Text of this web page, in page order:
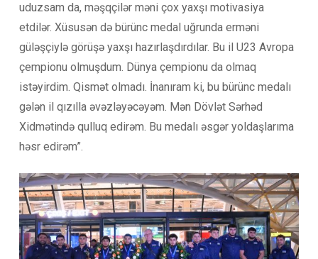
uduzsam da, məşqçilər məni çox yaxşı motivasiya
etdilər. Xüsusən də bürünc medal uğrunda erməni
güləşçiylə görüşə yaxşı hazırlaşdırdılar. Bu il U23 Avropa
çempionu olmuşdum. Dünya çempionu da olmaq
istəyirdim. Qismət olmadı. İnanıram ki, bu bürünc medalı
gələn il qızılla əvəzləyəcəyəm. Mən Dövlət Sərhəd
Xidmətində qulluq edirəm. Bu medalı əsgər yoldaşlarıma
həsr edirəm”.